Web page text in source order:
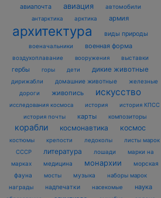
авиапочта авиация автомобили
антарктика арктика армия
архитектура виды природы
военачальники военная форма
воздухоплавание вооружения выставки
гербы горы дети дикие животные
дирижабли домашние животные
железные
дороги
живопись искусство
исследования космоса история
история КПСС
история почты
карты композиторы
корабли космонавтика космос
костюмы крепости ледоколы
листы марок
СССР
литература лошади
марки на
марках
медицина монархии
морская
фауна
мосты музыка наборы марок
награды надпечатки насекомые наука